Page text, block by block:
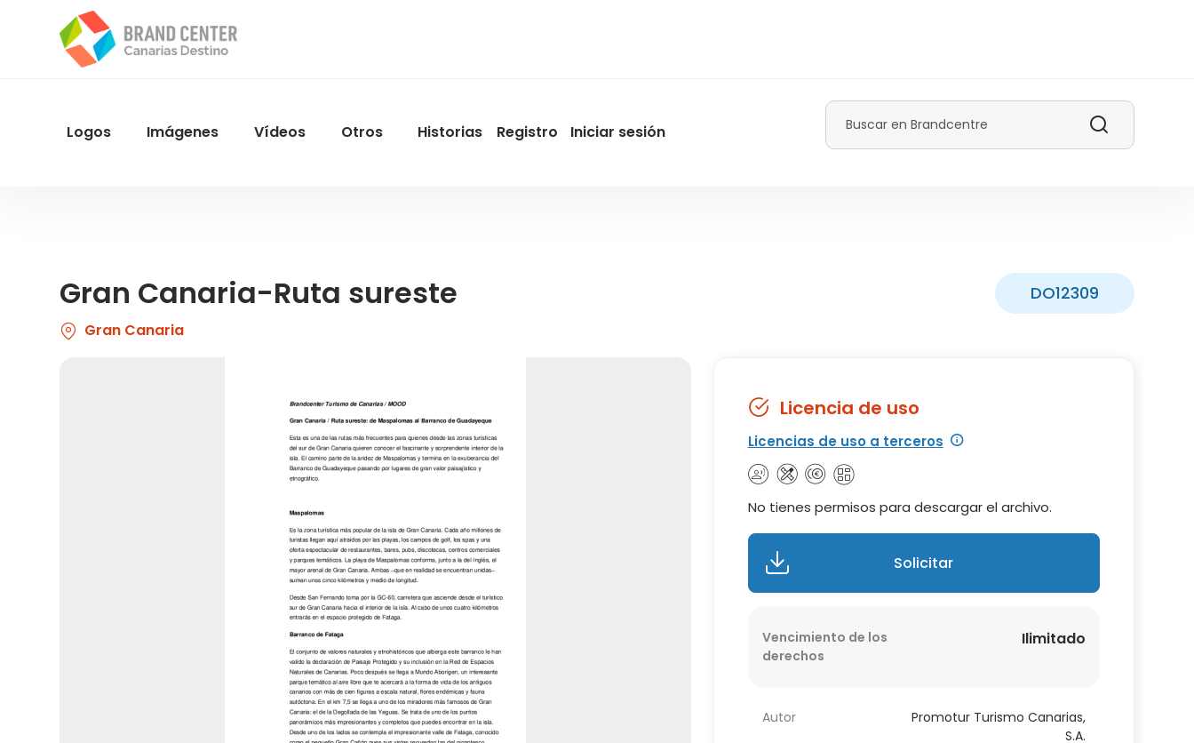
contenido
Menu
Logos Imágenes Vídeos Otros Historias
User
Registro Iniciar sesión
Buscar
Gran Canaria-Ruta sureste DO12309
Gran Canaria
Licencia de uso
Licencias de uso a terceros
No tienes permisos para descargar el archivo.
Solicitar
Vencimiento de los
derechos
Ilimitado
Autor
Promotur Turismo Canarias,
S.A.